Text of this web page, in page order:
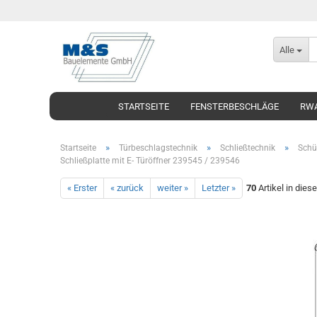
Alle
STARTSEITE FENSTERBESCHLÄGE
Startseite » Türbeschlagstechnik » Schließtechnik »
Schließplatte mit E- Türöffner 239545 / 239546
« Erster « zurück weiter » Letzter » 70Artikel in